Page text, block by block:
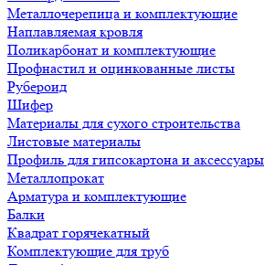
Металлочерепица и комплектующие
Наплавляемая кровля
Поликарбонат и комплектующие
Профнастил и оцинкованные листы
Рубероид
Шифер
Материалы для сухого строительства
Листовые материалы
Профиль для гипсокартона и аксессуары
Металлопрокат
Арматура и комплектующие
Балки
Квадрат горячекатный
Комплектующие для труб